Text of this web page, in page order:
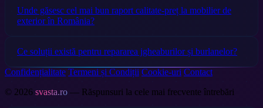
Unde găsesc cel mai bun raport calitate-preț la mobilier de
exterior în România?
Ce soluții există pentru repararea jgheaburilor și burlanelor?
Confidențialitate Termeni și Condiții Cookie-uri Contact
© 2026 svasta.ro — Răspunsuri la cele mai frecvente întrebări